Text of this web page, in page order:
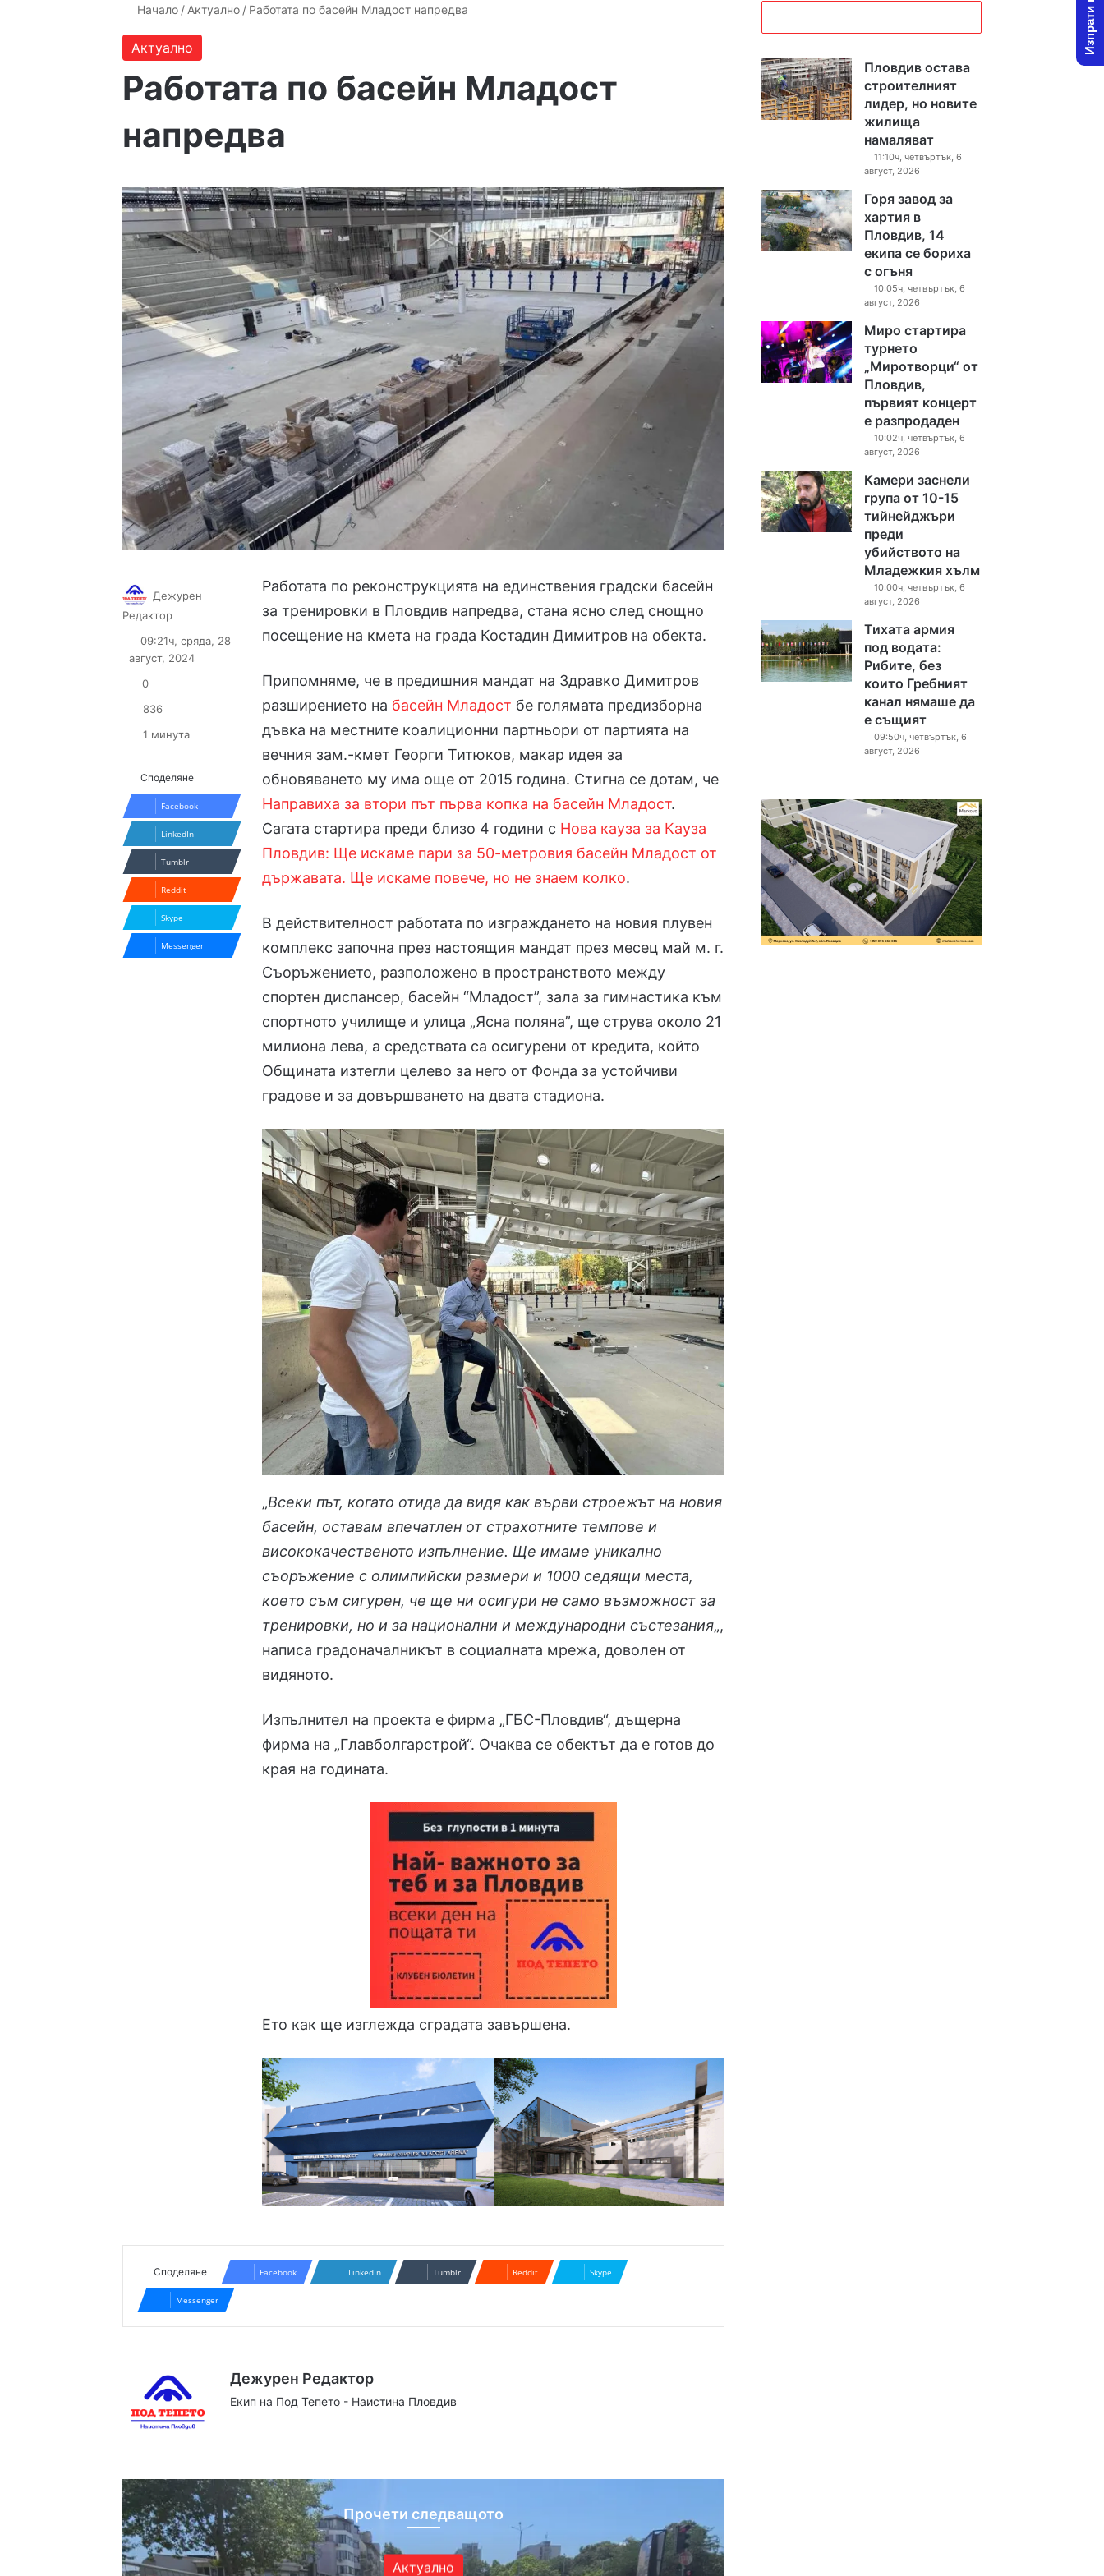
Начало / Актуално / Работата по басейн Младост напредва
Актуално
Работата по басейн Младост
напредва
Работата по реконструкцията на единствения градски басейн
за тренировки в Пловдив напредва, стана ясно след снощно
посещение на кмета на града Костадин Димитров на обекта.
Припомняме, че в предишния мандат на Здравко Димитров
разширението на басейн Младост бе голямата предизборна
дъвка на местните коалиционни партньори от партията на
вечния зам.-кмет Георги Титюков, макар идея за
обновяването му има още от 2015 година. Стигна се дотам, че
Направиха за втори път първа копка на басейн Младост.
Сагата стартира преди близо 4 години с Нова кауза за Кауза
Пловдив: Ще искаме пари за 50-метровия басейн Младост от
държавата. Ще искаме повече, но не знаем колко.
В действителност работата по изграждането на новия плувен
комплекс започна през настоящия мандат през месец май м. г.
Съоръжението, разположено в пространството между
спортен диспансер, басейн “Младост”, зала за гимнастика към
спортното училище и улица „Ясна поляна”, ще струва около 21
милиона лева, а средствата са осигурени от кредита, който
Общината изтегли целево за него от Фонда за устойчиви
градове и за довършването на двата стадиона.
„Всеки път, когато отида да видя как върви строежът на новия
басейн, оставам впечатлен от страхотните темпове и
висококачественото изпълнение. Ще имаме уникално
съоръжение с олимпийски размери и 1000 седящи места,
което съм сигурен, че ще ни осигури не само възможност за
тренировки, но и за национални и международни състезания„,
написа градоначалникът в социалната мрежа, доволен от
видяното.
Изпълнител на проекта е фирма „ГБС-Пловдив“, дъщерна
фирма на „Главболгарстрой“. Очаква се обектът да е готов до
края на годината.
Ето как ще изглежда сградата завършена.
Дежурен
Редактор
X email
09:21ч, сряда, 28
август, 2024
0
836
1 минута
Споделяне
Facebook
LinkedIn
Tumblr
Reddit
Skype
Messenger
Споделяне Facebook LinkedIn Tumblr Reddit Skype
Messenger
Дежурен Редактор
Екип на Под Тепето - Наистина Пловдив
Прочети следващото
Актуално
Пловдив остава
строителният
лидер, но новите
жилища
намаляват
11:10ч, четвъртък, 6
август, 2026
Горя завод за
хартия в
Пловдив, 14
екипа се бориха
с огъня
10:05ч, четвъртък, 6
август, 2026
Миро стартира
турнето
„Миротворци“ от
Пловдив,
първият концерт
е разпродаден
10:02ч, четвъртък, 6
август, 2026
Камери заснели
група от 10-15
тийнейджъри
преди
убийството на
Младежкия хълм
10:00ч, четвъртък, 6
август, 2026
Тихата армия
под водата:
Рибите, без
които Гребният
канал нямаше да
е същият
09:50ч, четвъртък, 6
август, 2026